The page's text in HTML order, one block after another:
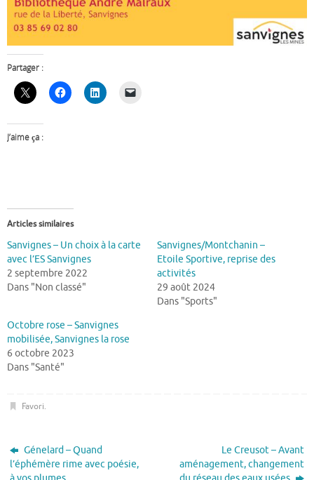
Partager :
J’aime ça :
Articles similaires
Sanvignes – Un choix à la carte
avec l’ES Sanvignes
2 septembre 2022
Dans "Non classé"
Sanvignes/Montchanin –
Etoile Sportive, reprise des
activités
29 août 2024
Dans "Sports"
Octobre rose – Sanvignes
mobilisée, Sanvignes la rose
6 octobre 2023
Dans "Santé"
Favori.
Génelard – Quand
l’éphémère rime avec poésie,
Le Creusot – Avant
aménagement, changement